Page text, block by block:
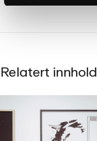
Relatert innhold